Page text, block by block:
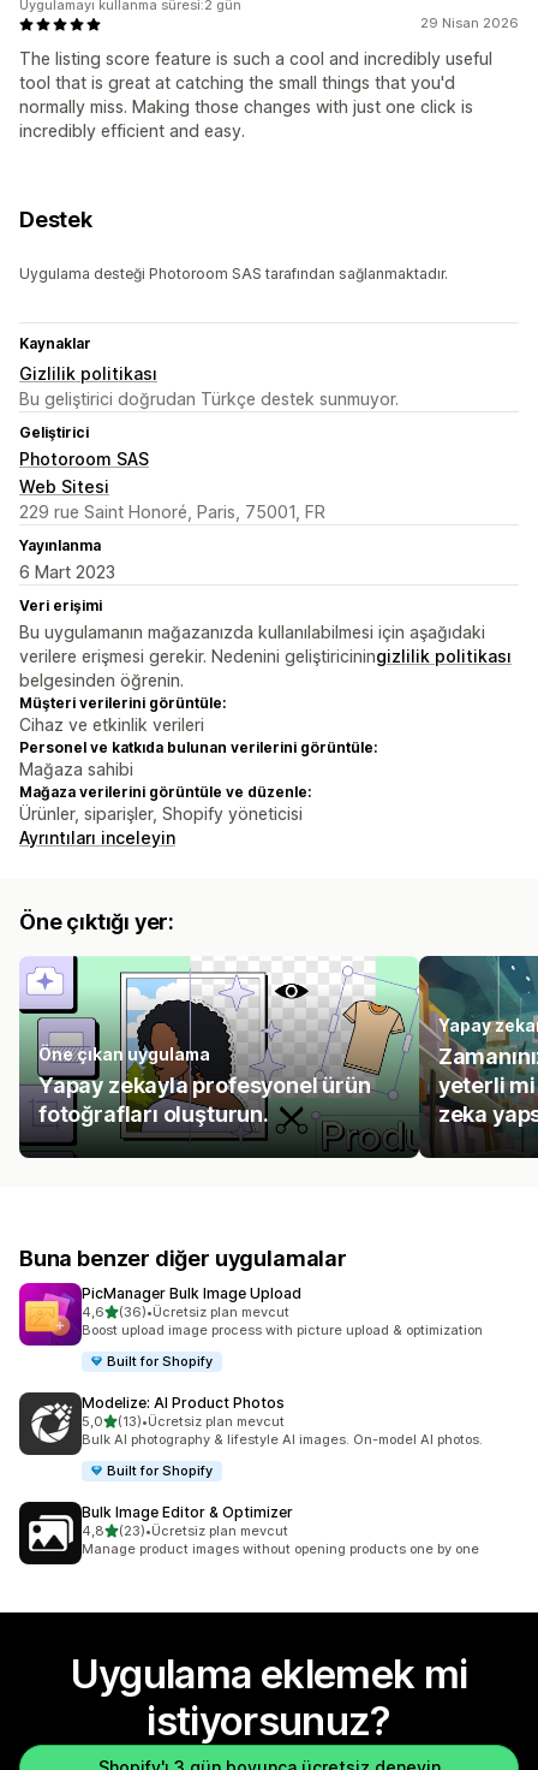
29 Nisan 2026
The listing score feature is such a cool and incredibly useful
tool that is great at catching the small things that you'd
normally miss. Making those changes with just one click is
incredibly efficient and easy.
Uygulamayı kullanma süresi:2 gün
Destek
Uygulama desteği Photoroom SAS tarafından sağlanmaktadır.
Kaynaklar
Gizlilik politikası
Bu geliştirici doğrudan Türkçe destek sunmuyor.
Geliştirici
Photoroom SAS
Web Sitesi
229 rue Saint Honoré, Paris, 75001, FR
Yayınlanma
6 Mart 2023
Veri erişimi
Bu uygulamanın mağazanızda kullanılabilmesi için aşağıdaki
verilere erişmesi gerekir. Nedenini geliştiriciningizlilik politikası
belgesinden öğrenin.
Müşteri verilerini görüntüle:
Cihaz ve etkinlik verileri
Personel ve katkıda bulunan verilerini görüntüle:
Mağaza sahibi
Mağaza verilerini görüntüle ve düzenle:
Ürünler, siparişler, Shopify yöneticisi
Ayrıntıları inceleyin
Öne çıktığı yer:
Öne çıkan uygulama
Yapay zekayla profesyonel ürün
fotoğrafları oluşturun.
Yapay
yeterli mi
zeka
Buna benzer diğer uygulamalar
PicManager Bulk Image Upload
4,65 yıldız üzerinden
(36)
toplam 36 değerlendirme
•Ücretsiz plan mevcut
Boost upload image process with picture upload & optimization
Built for Shopify
Modelize: AI Product Photos
5,05 yıldız üzerinden
(13)
toplam 13 değerlendirme
•Ücretsiz plan mevcut
Bulk AI photography & lifestyle AI images. On-model AI photos.
Built for Shopify
Bulk Image Editor & Optimizer
4,85 yıldız üzerinden
(23)
toplam 23 değerlendirme
•Ücretsiz plan mevcut
Manage product images without opening products one by one
Uygulama eklemek mi
istiyorsunuz?